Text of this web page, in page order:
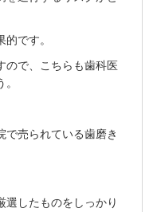
です。
ので、こちらも歯科医
で売られている歯磨き
選したものをしっかり